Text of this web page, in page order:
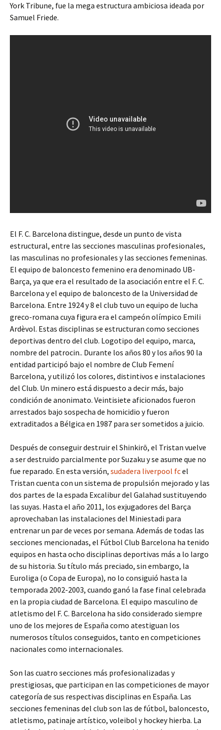
York Tribune, fue la mega estructura ambiciosa ideada por
Samuel Friede.
El F. C. Barcelona distingue, desde un punto de vista
estructural, entre las secciones masculinas profesionales,
las masculinas no profesionales y las secciones femeninas.
El equipo de baloncesto femenino era denominado UB-
Barça, ya que era el resultado de la asociación entre el F. C.
Barcelona y el equipo de baloncesto de la Universidad de
Barcelona. Entre 1924 y 8 el club tuvo un equipo de lucha
greco-romana cuya figura era el campeón olímpico Emili
Ardèvol. Estas disciplinas se estructuran como secciones
deportivas dentro del club. Logotipo del equipo, marca,
nombre del patrocin.. Durante los años 80 y los años 90 la
entidad participó bajo el nombre de Club Femení
Barcelona, y utilizó los colores, distintivos e instalaciones
del Club. Un minero está dispuesto a decir más, bajo
condición de anonimato. Veintisiete aficionados fueron
arrestados bajo sospecha de homicidio y fueron
extraditados a Bélgica en 1987 para ser sometidos a juicio.
Después de conseguir destruir el Shinkirō, el Tristan vuelve
a ser destruido parcialmente por Suzaku y se asume que no
fue reparado. En esta versión, sudadera liverpool fcel
Tristan cuenta con un sistema de propulsión mejorado y las
dos partes de la espada Excalibur del Galahad sustituyendo
las suyas. Hasta el año 2011, los exjugadores del Barça
aprovechaban las instalaciones del Miniestadi para
entrenar un par de veces por semana. Además de todas las
secciones mencionadas, el Fútbol Club Barcelona ha tenido
equipos en hasta ocho disciplinas deportivas más a lo largo
de su historia. Su título más preciado, sin embargo, la
Euroliga (o Copa de Europa), no lo consiguió hasta la
temporada 2002-2003, cuando ganó la fase final celebrada
en la propia ciudad de Barcelona. El equipo masculino de
atletismo del F. C. Barcelona ha sido considerado siempre
uno de los mejores de España como atestiguan los
numerosos títulos conseguidos, tanto en competiciones
nacionales como internacionales.
Son las cuatro secciones más profesionalizadas y
prestigiosas, que participan en las competiciones de mayor
categoría de sus respectivas disciplinas en España. Las
secciones femeninas del club son las de fútbol, baloncesto,
atletismo, patinaje artístico, voleibol y hockey hierba. La